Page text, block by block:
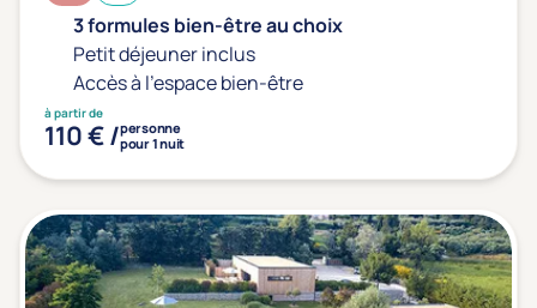
3 formules bien-être au choix
Petit déjeuner inclus
Accès à l'espace bien-être
à partir de
110 € /personne
pour 1 nuit